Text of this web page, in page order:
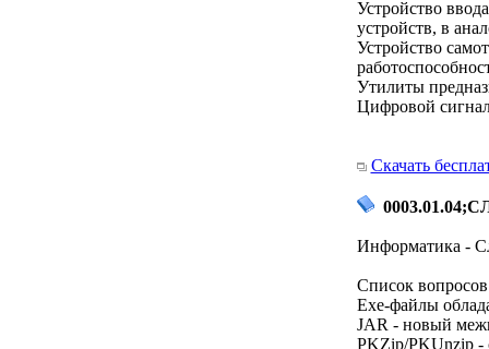
Устройство
устройств, в
Устройство
Утилиты
Цифровой
Скачать
Информатика -
Список вопросов
Exe-файлы
JAR - новый
PKZip/PKUnzip -